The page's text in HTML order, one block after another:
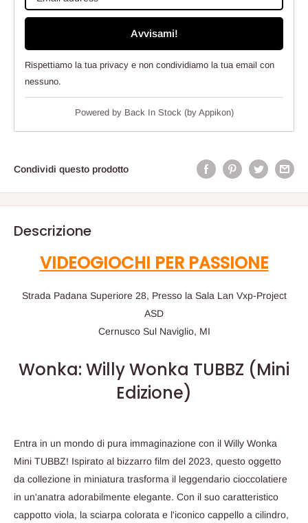
Avvisami!
Rispettiamo la tua privacy e non condividiamo la tua email con
nessuno.
Powered by Back In Stock (by Appikon)
Condividi questo prodotto
Descrizione
VIDEOGIOCHI PER PASSIONE
Strada Padana Superiore 28, Presso la Sala Lan Vxp-Project
ASD
Cernusco Sul Naviglio, MI
Wonka: Willy Wonka TUBBZ (Mini
Edizione)
Entra in un mondo di pura immaginazione con il Willy Wonka
Mini TUBBZ! Ispirato al bizzarro film del 2023, questo oggetto
da collezione in miniatura trasforma il leggendario cioccolatiere
in un'anatra adorabilmente elegante. Con il suo caratteristico
cappotto viola, la sciarpa colorata e l'iconico cappello a cilindro,